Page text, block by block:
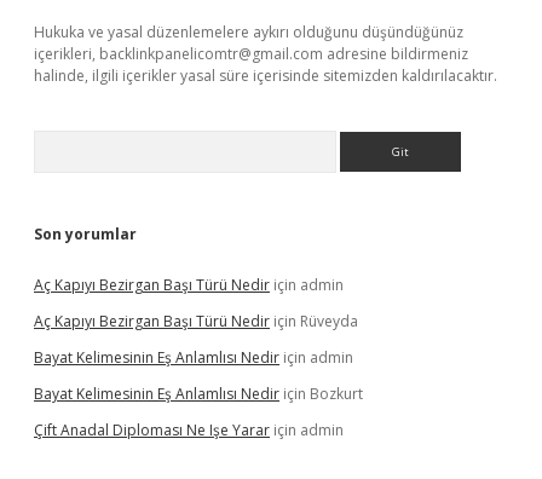
Hukuka ve yasal düzenlemelere aykırı olduğunu düşündüğünüz
içerikleri, backlinkpanelicomtr@gmail.com adresine bildirmeniz
halinde, ilgili içerikler yasal süre içerisinde sitemizden kaldırılacaktır.
Son yorumlar
Aç Kapıyı Bezirgan Başı Türü Nedir için admin
Aç Kapıyı Bezirgan Başı Türü Nedir için Rüveyda
Bayat Kelimesinin Eş Anlamlısı Nedir için admin
Bayat Kelimesinin Eş Anlamlısı Nedir için Bozkurt
Çift Anadal Diploması Ne Işe Yarar için admin